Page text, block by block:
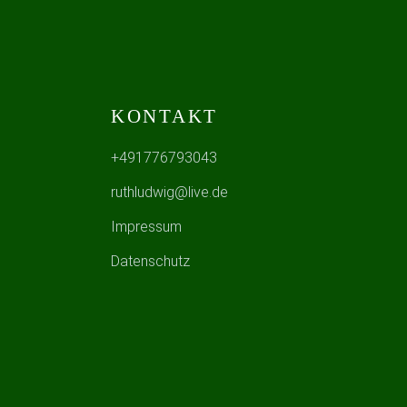
KONTAKT
+491776793043
ruthludwig@live.de
Impressum
Datenschutz